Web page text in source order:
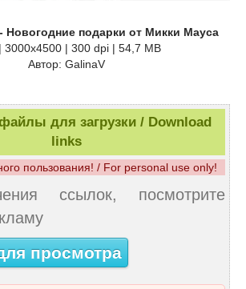
Новогодние подарки от Микки Мауса
3000x4500 | 300 dpi | 54,7 MB
Автор: GalinaV
для загрузки / Download
links
пользования! / For personal use only!
ссылок, посмотрите
просмотра